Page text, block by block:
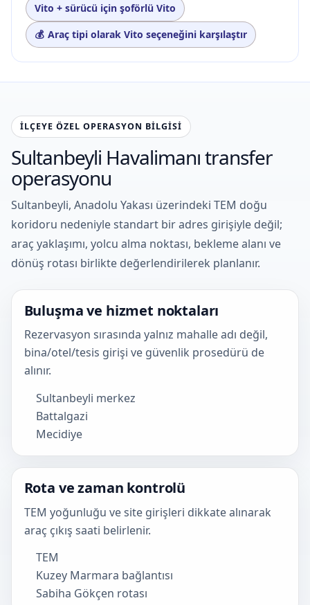
Vito + sürücü için şoförlü Vito
Araç tipi olarak Vito seçeneğini karşılaştır
İLÇEYE ÖZEL OPERASYON BILGISI
Sultanbeyli Havalimanı transfer
operasyonu
Sultanbeyli, Anadolu Yakası üzerindeki TEM doğu
koridoru nedeniyle standart bir adres girişiyle değil;
araç yaklaşımı, yolcu alma noktası, bekleme alanı ve
dönüş rotası birlikte değerlendirilerek planlanır.
Buluşma ve hizmet noktaları
Rezervasyon sırasında yalnız mahalle adı değil,
bina/otel/tesis girişi ve güvenlik prosedürü de
alınır.
Sultanbeyli merkez
Battalgazi
Mecidiye
Rota ve zaman kontrolü
TEM yoğunluğu ve site girişleri dikkate alınarak
araç çıkış saati belirlenir.
TEM
Kuzey Marmara bağlantısı
Sabiha Gökçen rotası